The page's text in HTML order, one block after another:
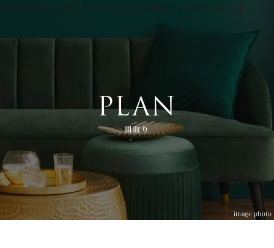
[an error occurred while processing this directive]
image photo
PLAN
間取り